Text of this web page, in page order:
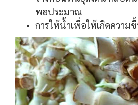
พอประมาณ
การให้น้ำเพื่อให้เกิดความ